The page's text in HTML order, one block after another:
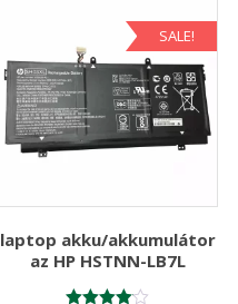
SALE!
laptop akku/akkumulátor
az HP HSTNN-LB7L